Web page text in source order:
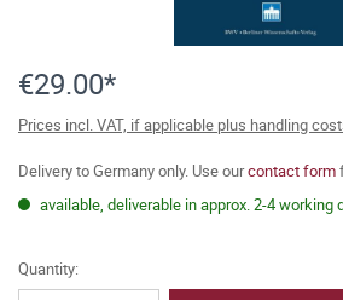
€29.00*
Prices incl. VAT, if applicable plus handling
Delivery to Germany only. Use ourcontact form
available, deliverable in approx. 2-4 working
Quantity: